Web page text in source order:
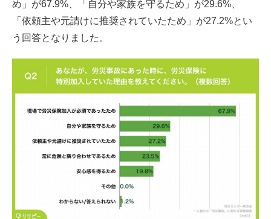
め」が67.9%、「自分や家族を守るため」が29.6%、
「依頼主や元請けに推奨されていたため」が27.2%とい
う回答となりました。